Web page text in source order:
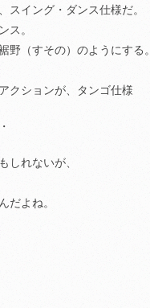
スイング・ダンス仕様だ。
ス。
野（すその）のようにする。
クションが、タンゴ仕様
しれないが、
だよね。